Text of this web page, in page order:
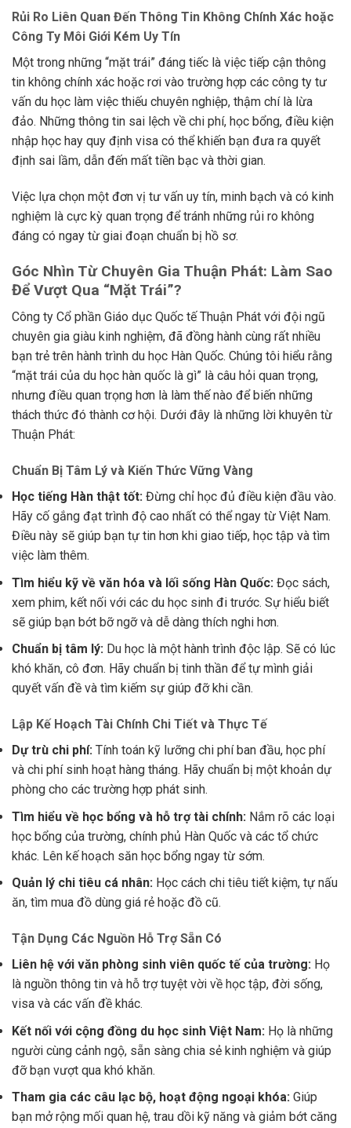
Rủi Ro Liên Quan Đến Thông Tin Không Chính Xác hoặc
Công Ty Môi Giới Kém Uy Tín
Một trong những “mặt trái” đáng tiếc là việc tiếp cận thông
tin không chính xác hoặc rơi vào trường hợp các công ty tư
vấn du học làm việc thiếu chuyên nghiệp, thậm chí là lừa
đảo. Những thông tin sai lệch về chi phí, học bổng, điều kiện
nhập học hay quy định visa có thể khiến bạn đưa ra quyết
định sai lầm, dẫn đến mất tiền bạc và thời gian.
Việc lựa chọn một đơn vị tư vấn uy tín, minh bạch và có kinh
nghiệm là cực kỳ quan trọng để tránh những rủi ro không
đáng có ngay từ giai đoạn chuẩn bị hồ sơ.
Góc Nhìn Từ Chuyên Gia Thuận Phát: Làm Sao
Để Vượt Qua “Mặt Trái”?
Công ty Cổ phần Giáo dục Quốc tế Thuận Phát với đội ngũ
chuyên gia giàu kinh nghiệm, đã đồng hành cùng rất nhiều
bạn trẻ trên hành trình du học Hàn Quốc. Chúng tôi hiểu rằng
“mặt trái của du học hàn quốc là gì” là câu hỏi quan trọng,
nhưng điều quan trọng hơn là làm thế nào để biến những
thách thức đó thành cơ hội. Dưới đây là những lời khuyên từ
Thuận Phát:
Chuẩn Bị Tâm Lý và Kiến Thức Vững Vàng
Học tiếng Hàn thật tốt: Đừng chỉ học đủ điều kiện đầu vào.
Hãy cố gắng đạt trình độ cao nhất có thể ngay từ Việt Nam.
Điều này sẽ giúp bạn tự tin hơn khi giao tiếp, học tập và tìm
việc làm thêm.
Tìm hiểu kỹ về văn hóa và lối sống Hàn Quốc: Đọc sách,
xem phim, kết nối với các du học sinh đi trước. Sự hiểu biết
sẽ giúp bạn bớt bỡ ngỡ và dễ dàng thích nghi hơn.
Chuẩn bị tâm lý: Du học là một hành trình độc lập. Sẽ có lúc
khó khăn, cô đơn. Hãy chuẩn bị tinh thần để tự mình giải
quyết vấn đề và tìm kiếm sự giúp đỡ khi cần.
Lập Kế Hoạch Tài Chính Chi Tiết và Thực Tế
Dự trù chi phí: Tính toán kỹ lưỡng chi phí ban đầu, học phí
và chi phí sinh hoạt hàng tháng. Hãy chuẩn bị một khoản dự
phòng cho các trường hợp phát sinh.
Tìm hiểu về học bổng và hỗ trợ tài chính: Nắm rõ các loại
học bổng của trường, chính phủ Hàn Quốc và các tổ chức
khác. Lên kế hoạch săn học bổng ngay từ sớm.
Quản lý chi tiêu cá nhân: Học cách chi tiêu tiết kiệm, tự nấu
ăn, tìm mua đồ dùng giá rẻ hoặc đồ cũ.
Tận Dụng Các Nguồn Hỗ Trợ Sẵn Có
Liên hệ với văn phòng sinh viên quốc tế của trường: Họ
là nguồn thông tin và hỗ trợ tuyệt vời về học tập, đời sống,
visa và các vấn đề khác.
Kết nối với cộng đồng du học sinh Việt Nam: Họ là những
người cùng cảnh ngộ, sẵn sàng chia sẻ kinh nghiệm và giúp
đỡ bạn vượt qua khó khăn.
Tham gia các câu lạc bộ, hoạt động ngoại khóa: Giúp
bạn mở rộng mối quan hệ, trau dồi kỹ năng và giảm bớt căng